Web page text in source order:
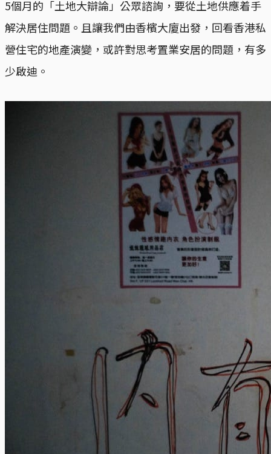
5個月的「土地大辯論」公眾諮詢，要從土地供應着手
解決居住問題。且讓我們由香檳大廈出發，回看香港私
營住宅的地產演變，或許對思考置業安居的問題，有多
少啟迪。